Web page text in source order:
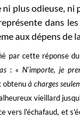
ni plus odieuse, ni
dans
aux dépens de
par cette réponse
: «N'importe, je
obtenuà charges
vieillard
vers l'échafaud, et